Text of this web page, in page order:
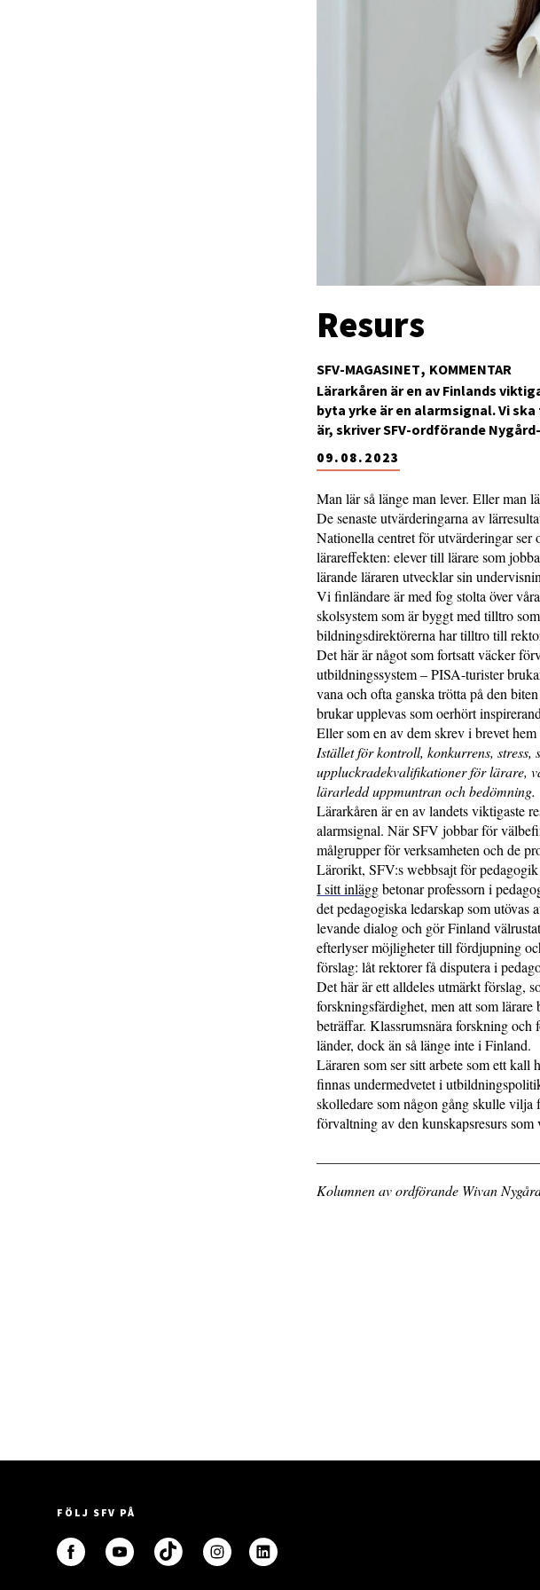
SFV-MAGASINET KOMMENTAR
Resurs
09.08.2023
Lärarkåren är en av Finlands
byta yrke är en alarmsignal. Vi
är, skriver SFV-ordförande
Man lär så länge man lever. Eller man
De senaste utvärderingarna av
Nationella centret för utvärderingar ser
lärareffekten: elever till lärare som
lärande läraren utvecklar sin
Vi finländare är med fog stolta över
skolsystem som är byggt med tilltro
bildningsdirektörerna har tilltro till
Det här är något som fortsatt väcker
utbildningssystem – PISA-turister
vana och ofta ganska trötta på den
brukar upplevas som oerhört
Eller som en av dem skrev i brevet
Istället för kontroll, konkurrens, stress,
uppluckradekvalifikationer för lärare,
lärarledd uppmuntran och bedömning.
Lärarkåren är en av landets viktigaste
alarmsignal. När SFV jobbar för
målgrupper för verksamheten och de
Lärorikt, SFV:s webbsajt för
I sitt inläggbetonar professorn i
det pedagogiska ledarskap som
levande dialog och gör Finland
efterlyser möjligheter till fördjupning
förslag: låt rektorer få disputera i
Det här är ett alldeles utmärkt förslag,
forskningsfärdighet, men att som
beträffar. Klassrumsnära forskning och
länder, dock än så länge inte i Finland.
Läraren som ser sitt arbete som ett
finnas undermedvetet i
skolledare som någon gång skulle
förvaltning av den kunskapsresurs som
Kolumnen av ordförande Wivan
FÖLJ SFV PÅ